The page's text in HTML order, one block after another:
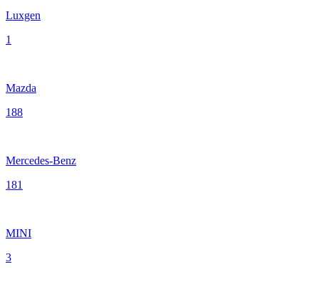
Luxgen
1
Mazda
188
Mercedes-Benz
181
MINI
3